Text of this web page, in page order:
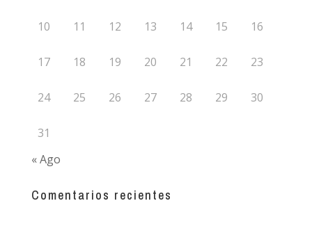
10 11 12 13 14 15 16
17 18 19 20 21 22 23
24 25 26 27 28 29 30
31
« Ago
Comentarios recientes